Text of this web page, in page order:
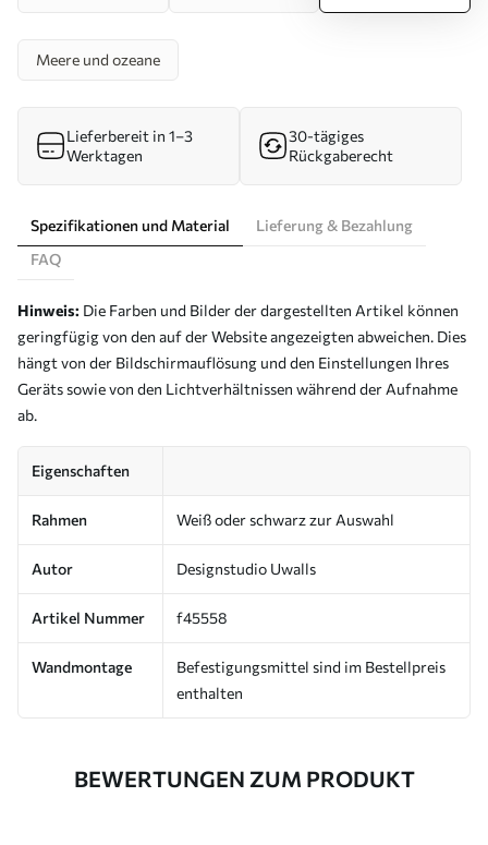
Meere und ozeane
Lieferbereit in 1–3
Werktagen
30-tägiges
Rückgaberecht
Spezifikationen und Material
Lieferung & Bezahlung
FAQ
Hinweis: Die Farben und Bilder der dargestellten Artikel können
geringfügig von den auf der Website angezeigten abweichen. Dies
hängt von der Bildschirmauflösung und den Einstellungen Ihres
Geräts sowie von den Lichtverhältnissen während der Aufnahme
ab.
Eigenschaften
Rahmen Weiß oder schwarz zur Auswahl
Autor Designstudio Uwalls
Artikel Nummer f45558
Wandmontage
Befestigungsmittel sind im Bestellpreis
enthalten
BEWERTUNGEN ZUM PRODUKT